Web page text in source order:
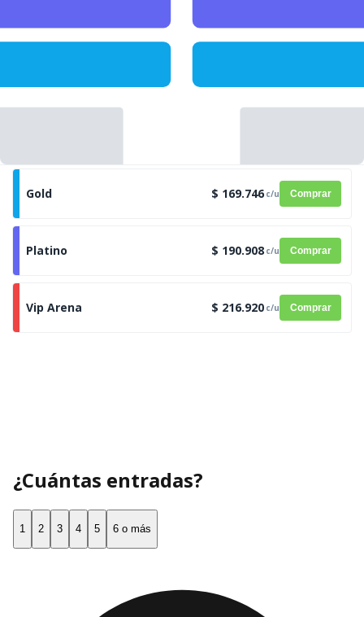
Gold $ 169.746 c/u Comprar
Platino $ 190.908 c/u Comprar
Vip Arena $ 216.920 c/u Comprar
¿Cuántas entradas?
1 2 3 4 5 6 o más